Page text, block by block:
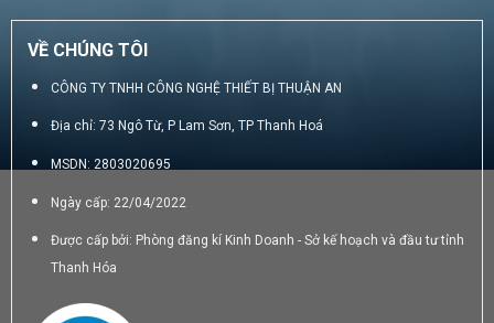
VỀ CHÚNG TÔI
CÔNG TY TNHH CÔNG NGHỆ THIẾT BỊ THUẬN AN
Địa chỉ: 73 Ngô Từ, P Lam Sơn, TP Thanh Hoá
MSDN: 2803020695
Ngày cấp: 22/04/2022
Được cấp bởi: Phòng đăng kí Kinh Doanh - Sở kế hoạch và đầu tư tỉnh
Thanh Hóa